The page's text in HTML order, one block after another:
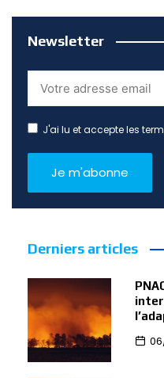
Newsletter
J'ai lu et accepte les
Derniers articles